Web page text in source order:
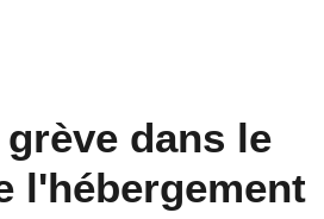
dans le
l'hébergement